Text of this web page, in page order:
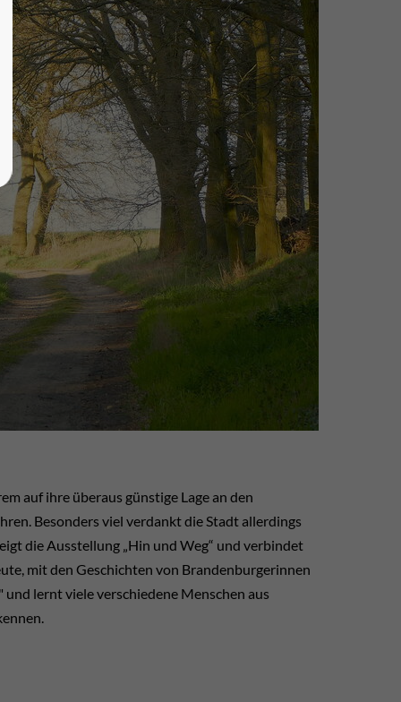
auf ihre überaus günstige Lage an den
Besonders viel verdankt die Stadt allerdings
die Ausstellung „Hin und Weg“ und verbindet
mit den Geschichten von Brandenburgerinnen
lernt viele verschiedene Menschen aus